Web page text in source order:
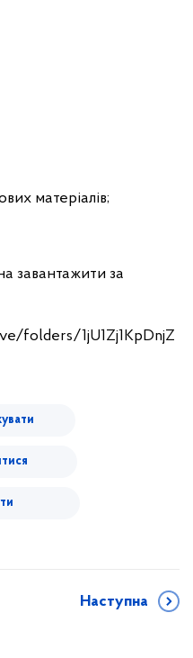
матеріалів;
завантажити за
folders/1jU1Zj1KpDnjZ
Наступна